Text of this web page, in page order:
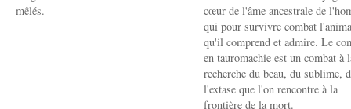
mêlés.
cœur de l'âme ancestrale de
qui pour survivre combat
qu'il comprend et admire. Le
en tauromachie est un combat à
recherche du beau, du sublime,
l'extase que l'on rencontre à la
frontière de la mort.